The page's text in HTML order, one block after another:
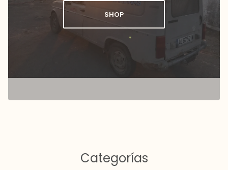
SHOP
Categorías